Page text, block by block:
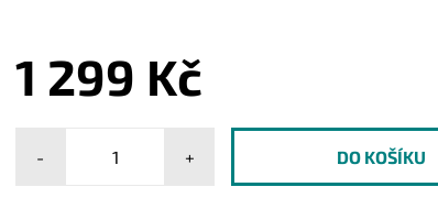
1 299 Kč
- +